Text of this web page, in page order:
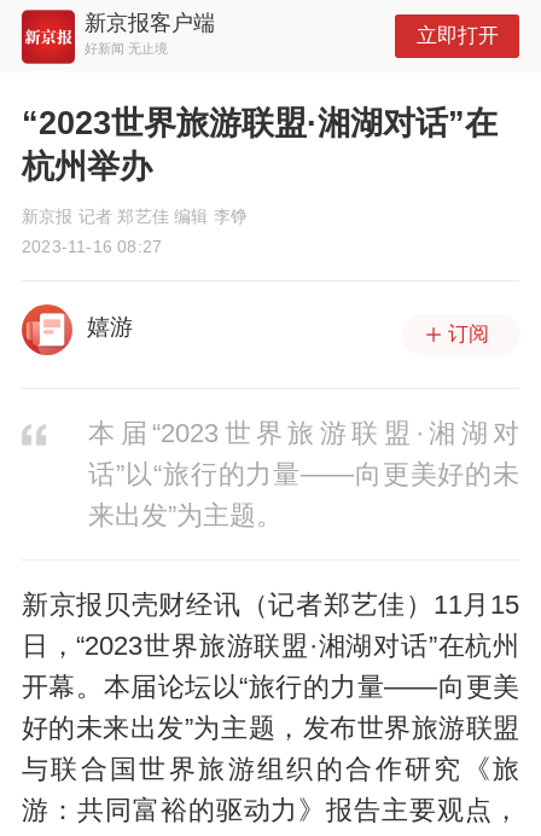
新京报客户端
好新闻 无止境
立即打开
“2023世界旅游联盟·湘湖对话”在
杭州举办
新京报 记者 郑艺佳 编辑 李铮
2023-11-16 08:27
嬉游 订阅
本届“2023世界旅游联盟·湘湖对
话”以“旅行的力量——向更美好的未
来出发”为主题。
新京报贝壳财经讯（记者郑艺佳）11月15
日，“2023世界旅游联盟·湘湖对话”在杭州
开幕。本届论坛以“旅行的力量——向更美
好的未来出发”为主题，发布世界旅游联盟
与联合国世界旅游组织的合作研究《旅
游：共同富裕的驱动力》报告主要观点，